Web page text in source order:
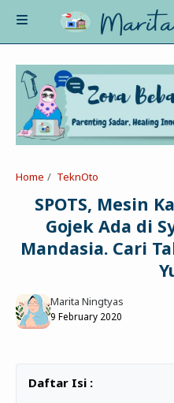
About Me
Contact
Life Motivation
Profil
Tips
Celotehku
Dua Kacamata
Beauty&Fashion
Entertainment
TeknOto
Parenting
Belajar Ngeblog
Ngobrolin Film
Home TeknOto
SPOTS, Mesin
Gojek Ada di
Mandasia. Cari
Marita Ningtyas
9 February 2020